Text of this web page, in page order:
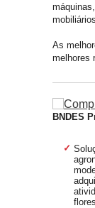
As
melhores
BNDES